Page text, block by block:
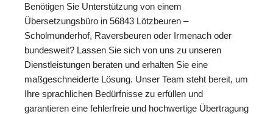
Benötigen Sie Unterstützung von einem
Übersetzungsbüro in 56843 Lötzbeuren –
Scholmunderhof, Raversbeuren oder Irmenach oder
bundesweit? Lassen Sie sich von uns zu unseren
Dienstleistungen beraten und erhalten Sie eine
maßgeschneiderte Lösung. Unser Team steht bereit, um
Ihre sprachlichen Bedürfnisse zu erfüllen und
garantieren eine fehlerfreie und hochwertige Übertragung